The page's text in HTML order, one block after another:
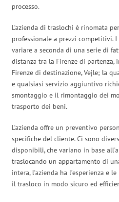
processo.
L’azienda di traslochi è rinomata
professionale a prezzi competitivi.
variare a seconda di una serie di
distanza tra la Firenze di partenza,
Firenze di destinazione, Vejle; la
e qualsiasi servizio aggiuntivo
smontaggio e il rimontaggio dei
trasporto dei beni.
L’azienda offre un preventivo
specifiche del cliente. Ci sono
disponibili, che variano in base
traslocando un appartamento di
intera, l’azienda ha l’esperienza e
il trasloco in modo sicuro ed